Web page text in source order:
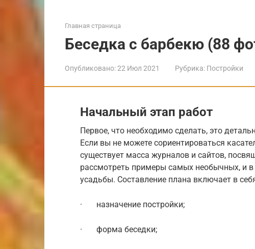
Главная страница
Беседка с барбекю (88
Опубликовано:22 Июл 2021 Рубрика: Постройки
Начальный этап работ
Первое, что необходимо сделать, это
Если вы не можете сориентироваться
существует масса журналов и сайтов,
рассмотреть примеры самых необычных, и
усадьбы. Составление плана включает в
· назначение постройки;
· форма беседки;